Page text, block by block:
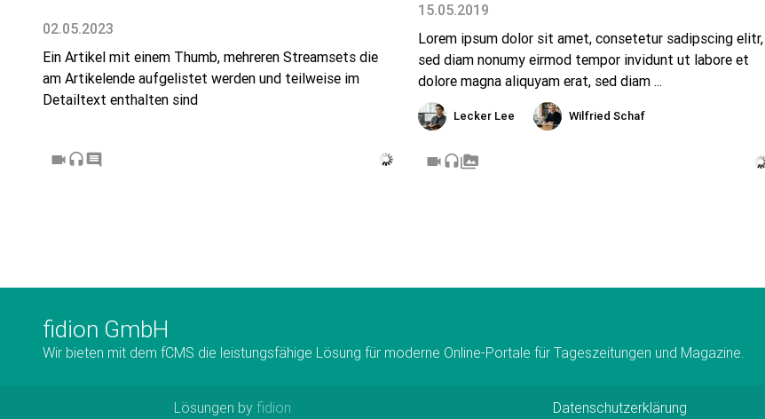
02.05.2023
Ein Artikel mit einem Thumb, mehreren Streamsets die
am Artikelende aufgelistet werden und teilweise im
Detailtext enthalten sind
videocam headsetcomment
Lecker Lee Wilfried Schaf
15.05.2019
Lorem ipsum dolor sit amet, consetetur sadipscing elitr,
sed diam nonumy eirmod tempor invidunt ut labore et
dolore magna aliquyam erat, sed diam ...
videocam headsetperm_media
fidion GmbH
Wir bieten mit dem fCMS die leistungsfähige Lösung für moderne Online-Portale für Tageszeitungen und Magazine.
Lösungen by fidion Datenschutzerklärung